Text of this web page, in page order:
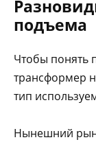
подъема
Чтобы понять
трансформер
тип
Нынешний